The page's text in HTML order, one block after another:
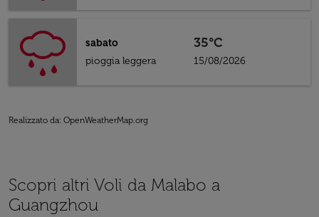
sabato
pioggia leggera
35°C
15/08/2026
Realizzato da: OpenWeatherMap.org
Scopri altri Voli da Malabo a
Guangzhou